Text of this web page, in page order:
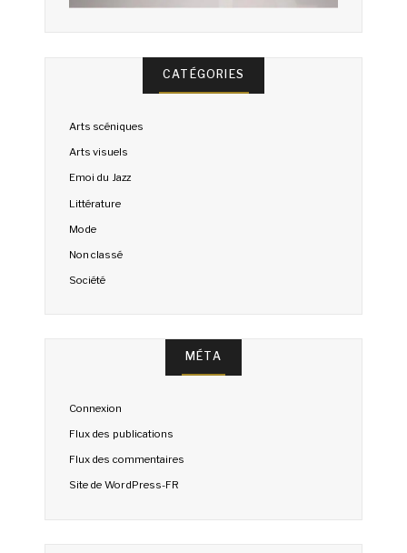
CATÉGORIES
Arts scéniques
Arts visuels
Emoi du Jazz
Littérature
Mode
Non classé
Société
MÉTA
Connexion
Flux des publications
Flux des commentaires
Site de WordPress-FR